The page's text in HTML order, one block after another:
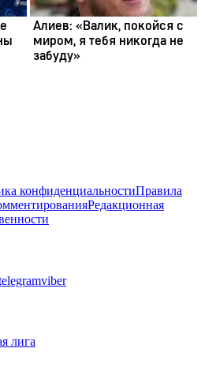
конфиденциальностиПравила
Редакционная
viber
лига